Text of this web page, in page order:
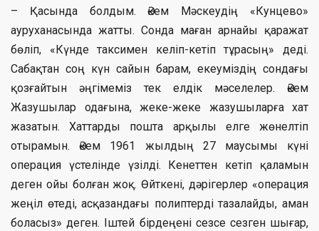
– Қасында болдым. Әкем Мәскеудің «Кунцево»
ауруханасында жатты. Сонда маған арнайы қаражат
бөліп, «Күнде таксимен келіп-кетіп тұрасың» деді.
Сабақтан соң күн сайын барам, екеуміздің сондағы
қозғайтын әңгімеміз тек елдік мәселелер. Әкем
Жазушылар одағына, жеке-жеке жазушыларға хат
жазатын. Хаттарды пошта арқылы елге жөнелтіп
отырамын. Әкем 1961 жылдың 27 маусымы күні
операция үстелінде үзілді. Кенеттен кетіп қаламын
деген ойы болған жоқ. Өйткені, дәрігерлер «операция
жеңіл өтеді, асқазандағы полиптерді тазалайды, аман
боласыз» деген. Іштей бірдеңені сезсе сезген шығар,